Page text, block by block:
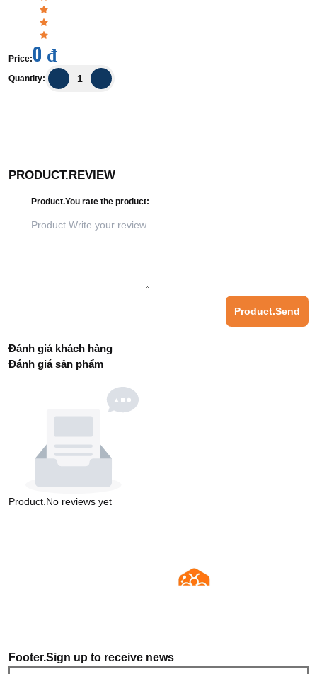
Price:0 đ
Quantity:
PRODUCT.REVIEW
Product.You rate the product:
Product.Send
Đánh giá khách hàng
Đánh giá sản phẩm
Product.No reviews yet
Footer.Sign up to receive news